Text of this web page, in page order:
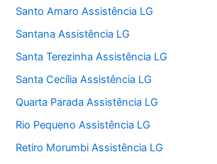
Santo Amaro Assistência LG
Santana Assistência LG
Santa Terezinha Assistência LG
Santa Cecília Assistência LG
Quarta Parada Assistência LG
Rio Pequeno Assistência LG
Retiro Morumbi Assistência LG